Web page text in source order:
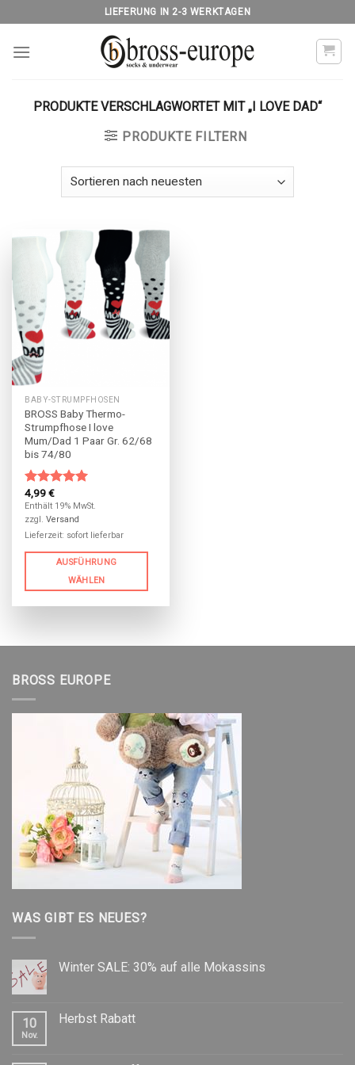
to
content
LIEFERUNG IN 2-3 WERKTAGEN
PRODUKTE VERSCHLAGWORTET MIT „I LOVE DAD“
PRODUKTE FILTERN
BABY-STRUMPFHOSEN
BROSS Baby Thermo-
Strumpfhose I love
Mum/Dad 1 Paar Gr. 62/68
bis 74/80
Bewertet
mit5.00
von 5
4,99€
Enthält 19% MwSt.
zzgl.Versand
Lieferzeit: sofort lieferbar
AUSFÜHRUNG
WÄHLEN
BROSS EUROPE
WAS GIBT ES NEUES?
Winter SALE: 30% auf alle Mokassins
10
Nov.
Herbst Rabatt